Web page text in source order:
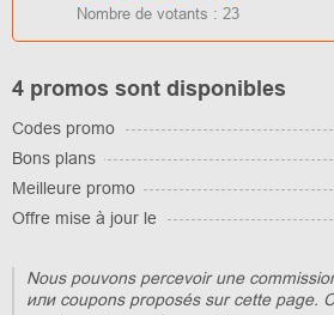
Nombre de votants : 23
4 promos sont disponibles
Codes promo
Bons plans
Meilleure promo
Offre mise à jour le
Nous pouvons percevoir une
или coupons proposés sur cette page.